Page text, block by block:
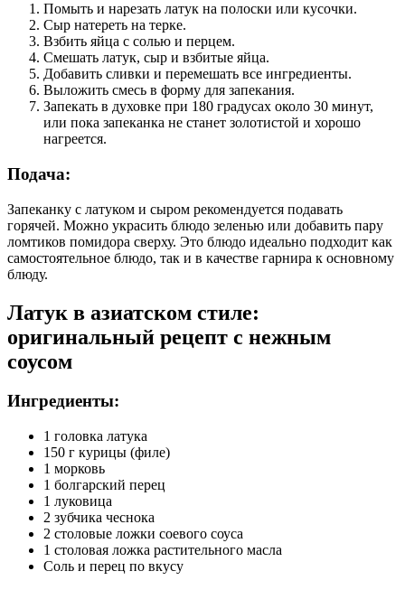
Помыть и нарезать латук на полоски или кусочки.
Сыр натереть на терке.
Взбить яйца с солью и перцем.
Смешать латук, сыр и взбитые яйца.
Добавить сливки и перемешать все ингредиенты.
Выложить смесь в форму для запекания.
Запекать в духовке при 180 градусах около 30 минут,
или пока запеканка не станет золотистой и хорошо
нагреется.
Подача:
Запеканку с латуком и сыром рекомендуется подавать
горячей. Можно украсить блюдо зеленью или добавить пару
ломтиков помидора сверху. Это блюдо идеально подходит как
самостоятельное блюдо, так и в качестве гарнира к основному
блюду.
Латук в азиатском стиле:
оригинальный рецепт с нежным
соусом
Ингредиенты:
1 головка латука
150 г курицы (филе)
1 морковь
1 болгарский перец
1 луковица
2 зубчика чеснока
2 столовые ложки соевого соуса
1 столовая ложка растительного масла
Соль и перец по вкусу